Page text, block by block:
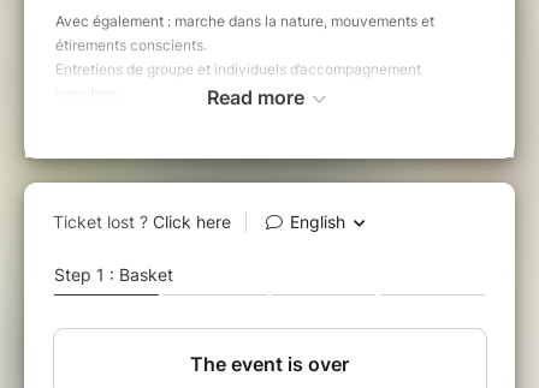
Avec également : marche dans la nature, mouvements et
étirements conscients.
Entretiens de groupe et individuels d’accompagnement
Public : ce stage n’est pas une introduction à la méditation. Il
convient aux personnes ayant déjà suivi un MBSR, MBCT,
stage ou retraite de méditation résidentiel de pleine conscience,
vipassana (méthode Mahasi) ou d’autres stages de méditation
suffisant pour suivre cette retraite.
Lieu: Domaine du Fan, 87360 Verneuil-
Moustiers, en Haute-Vienne, dans le pays du
Haut-Limousin, entre Limoges et Châteauroux.
Read more